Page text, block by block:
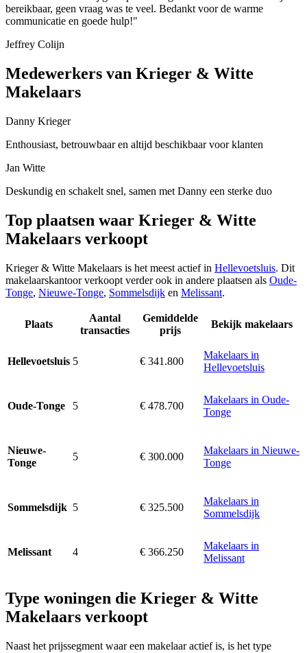
bereikbaar, geen vraag was te veel. Bedankt voor de warme
communicatie en goede hulp!"
Jeffrey Colijn
Medewerkers van Krieger & Witte
Makelaars
Danny Krieger
Enthousiast, betrouwbaar en altijd beschikbaar voor klanten
Jan Witte
Deskundig en schakelt snel, samen met Danny een sterke duo
Top plaatsen waar Krieger & Witte
Makelaars verkoopt
Krieger & Witte Makelaars is het meest actief in Hellevoetsluis. Dit
makelaarskantoor verkoopt verder ook in andere plaatsen als Oude-
Tonge, Nieuwe-Tonge, Sommelsdijk en Melissant.
Plaats
Aantal
transacties
Gemiddelde
prijs
Bekijk makelaars
Hellevoetsluis 5 € 341.800
Makelaars in
Hellevoetsluis
Oude-Tonge 5 € 478.700
Makelaars in Oude-
Tonge
Nieuwe-
Tonge
5 € 300.000
Makelaars in Nieuwe-
Tonge
Sommelsdijk 5 € 325.500
Makelaars in
Sommelsdijk
Melissant 4 € 366.250
Makelaars in
Melissant
Type woningen die Krieger & Witte
Makelaars verkoopt
Naast het prijssegment waar een makelaar actief is, is het type